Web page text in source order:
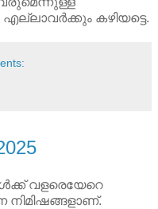
കഴിയട്ടെ.
വളരെയേറെ
നിമിഷങ്ങളാണ്.